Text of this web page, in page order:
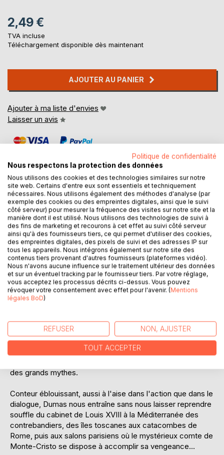
2,49 €
TVA incluse
Téléchargement disponible dès maintenant
AJOUTER AU PANIER
Ajouter à ma liste d'envies
Laisser un avis
DESCRIPTION
1815. Louis XVIII rétabli sur le trône se heurte à une
opposition dont l'Empereur, relégué à l'île d'Elbe, songe
déjà à profiter. Dans Marseille livrée à la discorde civile, le
moment est propice aux règlements de comptes politiques
ou privés. C'est ainsi que le marin Edmond Dantès, à la
veille de son mariage, se retrouve, sans savoir pourquoi,
arrêté et conduit au château d'If...
succès qui ne s'est pas démenti, ce qui en fait une des
oeuvres les plus populaires de la littérature mondiale.
L'abbé Faria, l'évasion inouïe, le trésor grâce auquel les
bons seront récompensés et les traîtres punis le fabuleux
des grands mythes.
Conteur éblouissant, aussi à l'aise dans l'action que dans le
dialogue, Dumas nous entraîne sans nous laisser reprendre
souffle du cabinet de Louis XVIII à la Méditerranée des
contrebandiers, des îles toscanes aux catacombes de
Rome, puis aux salons parisiens où le mystérieux comte de
Monte-Cristo se dispose à accomplir sa vengeance...
Politique de confidentialité
Nous respectons la protection des données
Nous utilisons des cookies et des technologies similaires sur notre
site web. Certains d'entre eux sont essentiels et techniquement
nécessaires. Nous utilisons également des méthodes d'analyse (par
exemple des cookies ou des empreintes digitales, ainsi que le suivi
côté serveur) pour mesurer la fréquence des visites sur notre site et la
manière dont il est utilisé. Nous utilisons des technologies de suivi à
des fins de marketing et recourons à cet effet au suivi côté serveur
ainsi qu'à des fournisseurs tiers, ce qui permet d'utiliser des cookies,
des empreintes digitales, des pixels de suivi et des adresses IP sur
tous les appareils. Nous intégrons également sur notre site des
contenus tiers provenant d'autres fournisseurs (plateformes vidéo).
Nous n'avons aucune influence sur le traitement ultérieur des données
et sur un éventuel tracking par le fournisseur tiers. Par votre réglage,
vous acceptez les processus décrits ci-dessus. Vous pouvez
révoquer votre consentement avec effet pour l'avenir. (Mentions
légales BoD)
REFUSER NON, AJUSTER
TOUT ACCEPTER